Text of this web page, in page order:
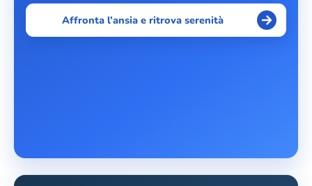
Affronta l’ansia e ritrova serenità